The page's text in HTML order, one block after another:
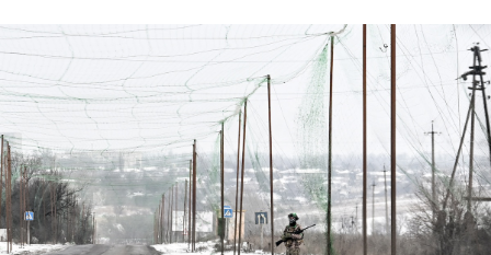
Economia
Altrecose
Mondiali calcio 2026
PODCAST
NEWSLETTER